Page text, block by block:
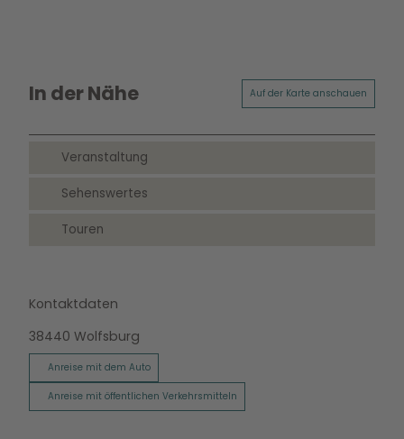
In der Nähe Auf der Karte anschauen
Veranstaltung
Sehenswertes
Touren
Kontaktdaten
38440 Wolfsburg
Anreise mit dem Auto
Anreise mit öffentlichen Verkehrsmitteln